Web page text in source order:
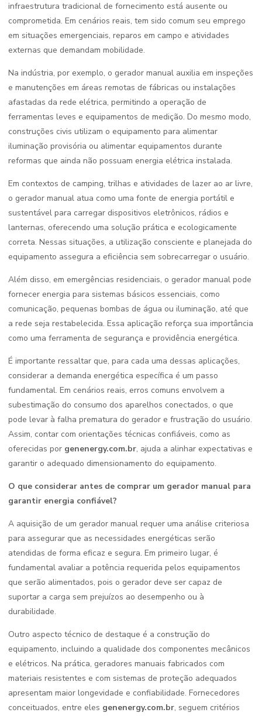
infraestrutura tradicional de fornecimento está ausente ou
comprometida. Em cenários reais, tem sido comum seu emprego
em situações emergenciais, reparos em campo e atividades
externas que demandam mobilidade.
Na indústria, por exemplo, o gerador manual auxilia em inspeções
e manutenções em áreas remotas de fábricas ou instalações
afastadas da rede elétrica, permitindo a operação de
ferramentas leves e equipamentos de medição. Do mesmo modo,
construções civis utilizam o equipamento para alimentar
iluminação provisória ou alimentar equipamentos durante
reformas que ainda não possuam energia elétrica instalada.
Em contextos de camping, trilhas e atividades de lazer ao ar livre,
o gerador manual atua como uma fonte de energia portátil e
sustentável para carregar dispositivos eletrônicos, rádios e
lanternas, oferecendo uma solução prática e ecologicamente
correta. Nessas situações, a utilização consciente e planejada do
equipamento assegura a eficiência sem sobrecarregar o usuário.
Além disso, em emergências residenciais, o gerador manual pode
fornecer energia para sistemas básicos essenciais, como
comunicação, pequenas bombas de água ou iluminação, até que
a rede seja restabelecida. Essa aplicação reforça sua importância
como uma ferramenta de segurança e providência energética.
É importante ressaltar que, para cada uma dessas aplicações,
considerar a demanda energética específica é um passo
fundamental. Em cenários reais, erros comuns envolvem a
subestimação do consumo dos aparelhos conectados, o que
pode levar à falha prematura do gerador e frustração do usuário.
Assim, contar com orientações técnicas confiáveis, como as
oferecidas por genenergy.com.br, ajuda a alinhar expectativas e
garantir o adequado dimensionamento do equipamento.
O que considerar antes de comprar um gerador manual para
garantir energia confiável?
A aquisição de um gerador manual requer uma análise criteriosa
para assegurar que as necessidades energéticas serão
atendidas de forma eficaz e segura. Em primeiro lugar, é
fundamental avaliar a potência requerida pelos equipamentos
que serão alimentados, pois o gerador deve ser capaz de
suportar a carga sem prejuízos ao desempenho ou à
durabilidade.
Outro aspecto técnico de destaque é a construção do
equipamento, incluindo a qualidade dos componentes mecânicos
e elétricos. Na prática, geradores manuais fabricados com
materiais resistentes e com sistemas de proteção adequados
apresentam maior longevidade e confiabilidade. Fornecedores
conceituados, entre eles genenergy.com.br, seguem critérios